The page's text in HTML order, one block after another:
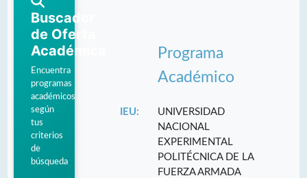
Buscador
de Oferta
Académica
Encuentra
programas
académicos
según
tus
criterios
de
búsqueda
Programa
Académico
IEU:
UNIVERSIDAD
NACIONAL
EXPERIMENTAL
POLITÉCNICA DE LA
FUERZA ARMADA